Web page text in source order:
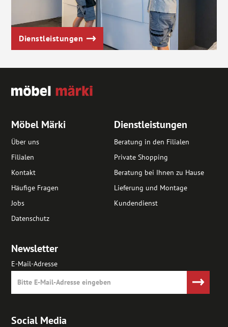
Dienstleistungen
Möbel Märki
Über uns
Filialen
Kontakt
Häufige Fragen
Jobs
Datenschutz
Dienstleistungen
Beratung in den Filialen
Private Shopping
Beratung bei Ihnen zu Hause
Lieferung und Montage
Kundendienst
Newsletter
E-Mail-Adresse
Social Media